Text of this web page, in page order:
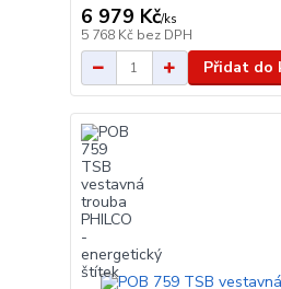
6 979 Kč/ks
5 768 Kč bez DPH
Přidat do